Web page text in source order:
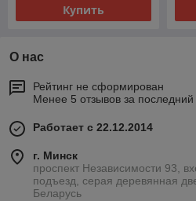
Купить
О нас
Рейтинг не сформирован
Менее 5 отзывов за последний
Работает с 22.12.2014
г. Минск
проспект Независимости 93,
подъезд, серая деревянная
Беларусь